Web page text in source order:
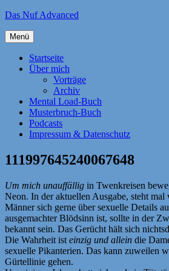
Zum
springen
Das Nuf Advanced
Menü
Startseite
Über mich
Vorträge
Archiv
Mental Load-Buch
Musterbruch-Buch
Podcasts
Impressum & Datenschutz
111997645240067648
Um mich unauffällig in Twenkreisen
Neon. In der aktuellen Ausgabe, steht mal
Männer sich gerne über sexuelle Details
ausgemachter Blödsinn ist, sollte in der
bekannt sein. Das Gerücht hält sich
Die Wahrheit ist einzig und allein die
sexuelle Pikanterien. Das kann zuweilen
Gürtellinie gehen.